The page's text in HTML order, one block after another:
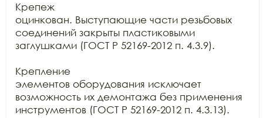
Крепеж
оцинкован. Выступающие части резьбовых
соединений закрыты пластиковыми
заглушками (ГОСТ Р 52169-2012 п. 4.3.9).
Крепление
элементов оборудования исключает
возможность их демонтажа без применения
инструментов (ГОСТ Р 52169-2012 п. 4.3.13).